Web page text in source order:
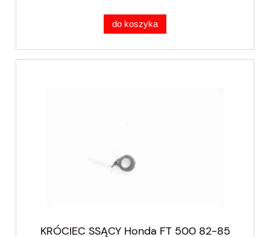
do koszyka
KRÓCIEC SSĄCY Honda FT 500 82-85